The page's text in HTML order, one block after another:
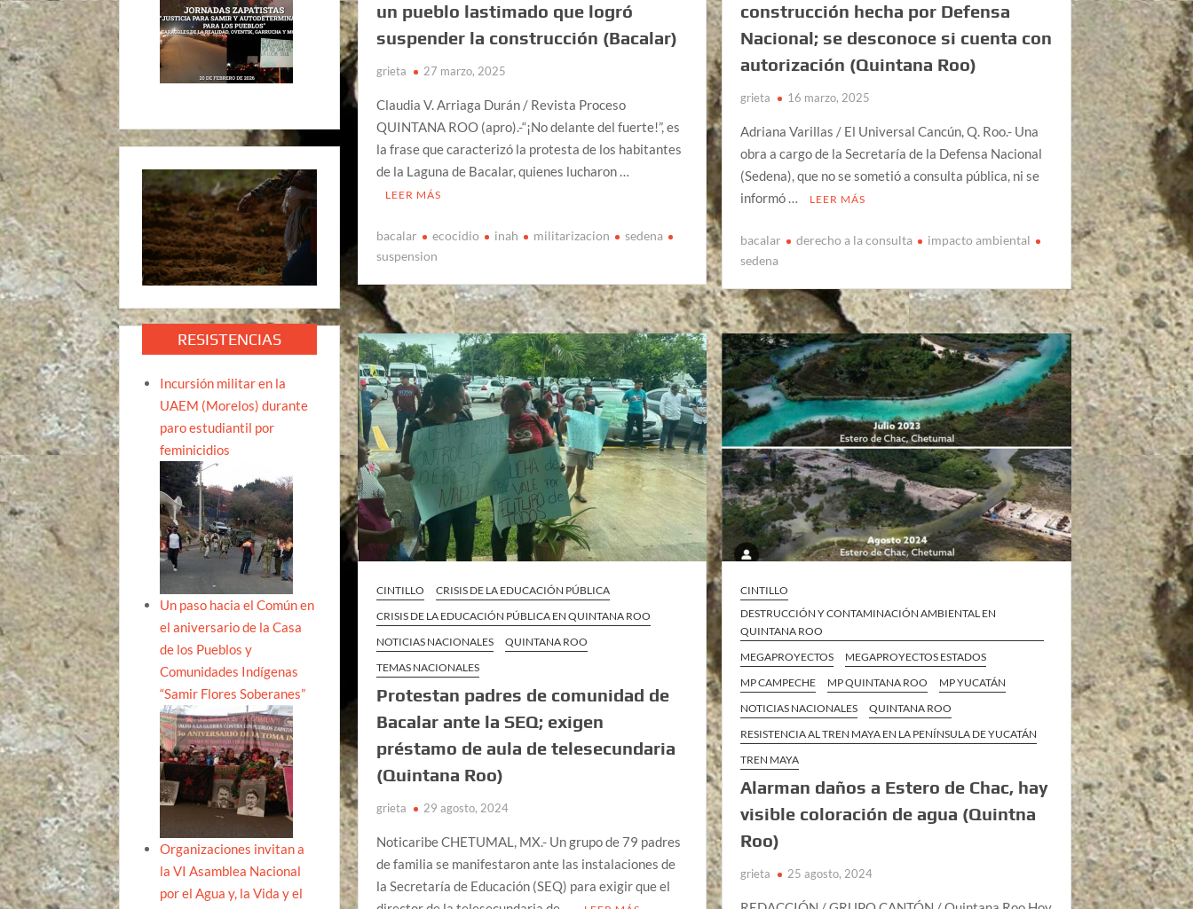
un pueblo lastimado que logró
suspender la construcción (Bacalar)
grieta 27 marzo, 2025
Claudia V. Arriaga Durán / Revista Proceso
QUINTANA ROO (apro).-“¡No delante del fuerte!”, es
la frase que caracterizó la protesta de los habitantes
de la Laguna de Bacalar, quienes lucharon …
LEER MÁS
bacalar ecocidio inah militarizacion
sedena
suspension
construcción hecha por Defensa
Nacional; se desconoce si cuenta con
autorización (Quintana Roo)
grieta 16 marzo, 2025
Adriana Varillas / El Universal Cancún, Q. Roo.- Una
obra a cargo de la Secretaría de la Defensa Nacional
(Sedena), que no se sometió a consulta pública, ni se
informó …
LEER MÁS
bacalar derecho a la consulta
impacto ambiental
sedena
CINTILLO
CRISIS DE LA EDUCACIÓN PÚBLICA
CRISIS DE LA EDUCACIÓN PÚBLICA EN QUINTANA ROO
NOTICIAS NACIONALES
QUINTANA ROO
TEMAS NACIONALES
Protestan padres de comunidad de
Bacalar ante la SEQ; exigen
préstamo de aula de telesecundaria
(Quintana Roo)
grieta 29 agosto, 2024
Noticaribe CHETUMAL, MX.- Un grupo de 79 padres
de familia se manifestaron ante las instalaciones de
la Secretaría de Educación (SEQ) para exigir que el
CINTILLO
DESTRUCCIÓN Y CONTAMINACIÓN AMBIENTAL EN
QUINTANA ROO
MEGAPROYECTOS
MEGAPROYECTOS ESTADOS
MP CAMPECHE
MP QUINTANA ROO
MP YUCATÁN
NOTICIAS NACIONALES
QUINTANA ROO
RESISTENCIA AL TREN MAYA EN LA PENÍNSULA DE YUCATÁN
TREN MAYA
Alarman daños a Estero de Chac, hay
visible coloración de agua (Quintna
Roo)
grieta 25 agosto, 2024
RESISTENCIAS
Incursión militar en la
UAEM (Morelos) durante
paro estudiantil por
feminicidios
Un paso hacia el Común en
el aniversario de la Casa
de los Pueblos y
Comunidades Indígenas
“Samir Flores Soberanes”
Organizaciones invitan a
la VI Asamblea Nacional
por el Agua y, la Vida y el